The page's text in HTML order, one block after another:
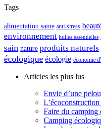
Tags
alimentation saine anti-stress
environnement huiles essentielles
sain nature produits naturels
écologique écologie économie
Articles les plus lus
Envie d’une
Faire du camping
Camping